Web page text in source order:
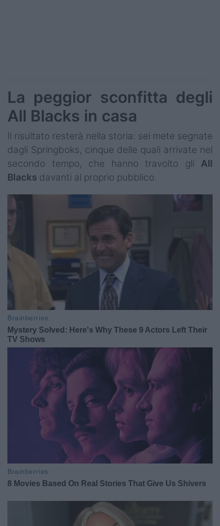
La peggior sconfitta degli
All Blacks in casa
Il risultato resterà nella storia: sei mete segnate
dagli Springboks, cinque delle quali arrivate nel
secondo tempo, che hanno travolto gli All
Blacks davanti al proprio pubblico.